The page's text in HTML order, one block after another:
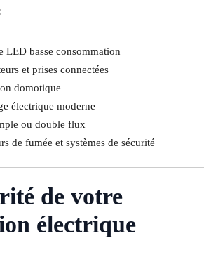
LED basse consommation
et prises connectées
domotique
électrique moderne
ou double flux
de fumée et systèmes de sécurité
de votre
électrique